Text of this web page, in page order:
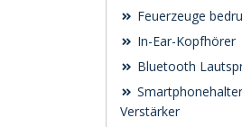
Feuerzeuge
In-Ear-Kopfhörer
Bluetooth
Verstärker